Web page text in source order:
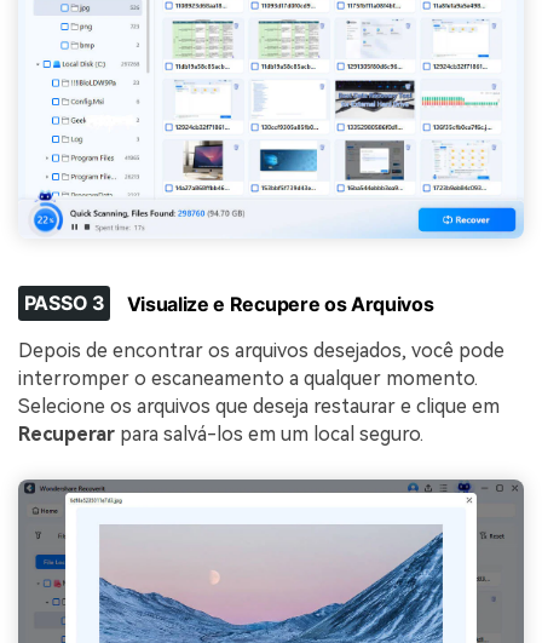
PASSO 3 Visualize e Recupere os Arquivos
Depois de encontrar os arquivos desejados, você pode
interromper o escaneamento a qualquer momento.
Selecione os arquivos que deseja restaurar e clique em
Recuperar para salvá-los em um local seguro.